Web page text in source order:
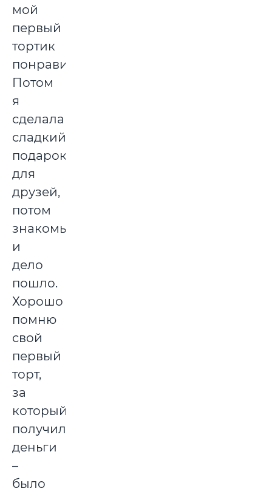
мой
первый
тортик
понравился.
Потом
я
сделала
сладкий
подарок
для
друзей,
потом
знакомым
и
дело
пошло.
Хорошо
помню
свой
первый
торт,
за
который
получила
деньги
–
было